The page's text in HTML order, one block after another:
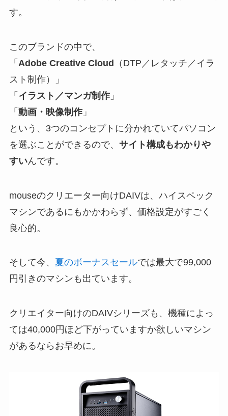
す。
このブランドの中で、
「 Adobe Creative Cloud （DTP／レタッチ／イラ
スト制作）」
「 イラスト／マンガ制作」
「 動画・映像制作」
という、3つのコンセプトに分かれていてパソコン
を選ぶことができるので、 サイト構成もわかりや
すいんです。
mouseのクリエーター向けDAIVは、ハイスペック
マシンであるにもかかわらず、価格設定がすごく
良心的。
そして今、 夏のボーナスセールでは最大で99,000
円引きのマシンも出ています。
クリエイター向けのDAIVシリーズも、機種によっ
ては40,000円ほど下がっていますか欲しいマシン
があるならお早めに。